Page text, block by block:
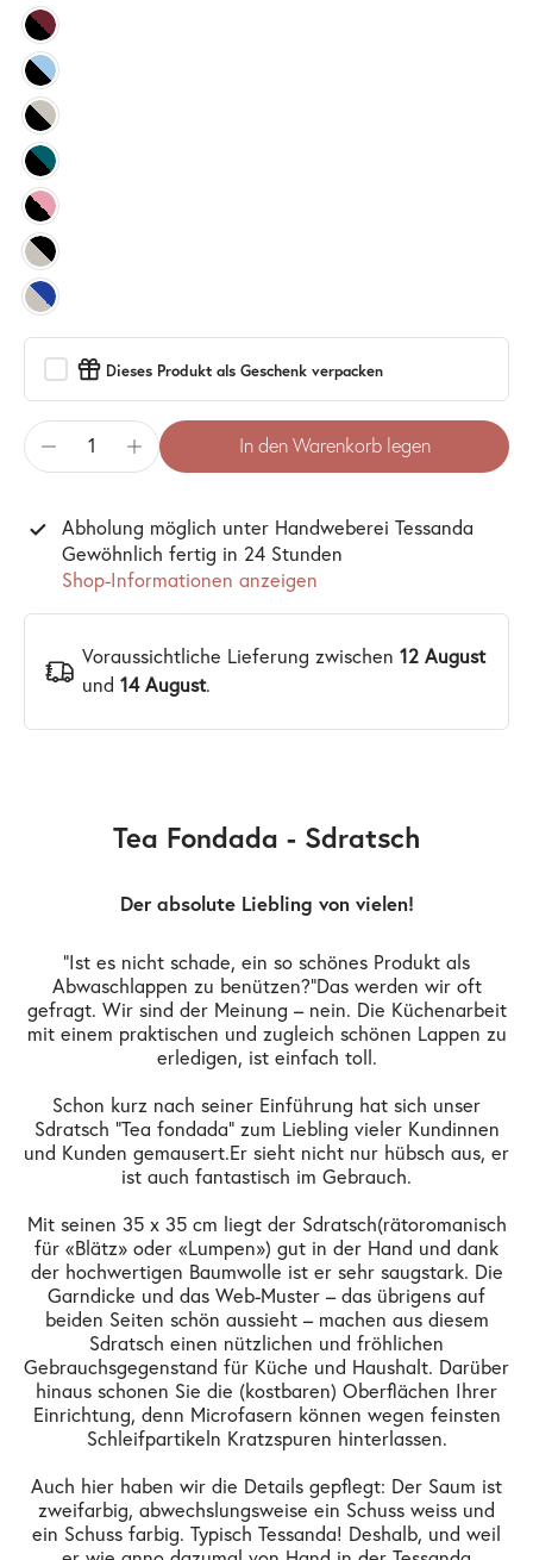
Dieses Produkt als Geschenk verpacken
In den Warenkorb legen
Abholung möglich unter Handweberei Tessanda
Gewöhnlich fertig in 24 Stunden
Shop-Informationen anzeigen
Voraussichtliche Lieferung zwischen 12 August
und 14 August.
Tea Fondada - Sdratsch
Der absolute Liebling von vielen!
"Ist es nicht schade, ein so schönes Produkt als
Abwaschlappen zu benützen?" Das werden wir oft
gefragt. Wir sind der Meinung – nein. Die Küchenarbeit
mit einem praktischen und zugleich schönen Lappen zu
erledigen, ist einfach toll.
Schon kurz nach seiner Einführung hat sich unser
Sdratsch "Tea fondada" zum Liebling vieler Kundinnen
und Kunden gemausert. Er sieht nicht nur hübsch aus, er
ist auch fantastisch im Gebrauch.
Mit seinen 35 x 35 cm liegt der Sdratsch (rätoromanisch
für «Blätz» oder «Lumpen») gut in der Hand und dank
der hochwertigen Baumwolle ist er sehr saugstark. Die
Garndicke und das Web-Muster – das übrigens auf
beiden Seiten schön aussieht – machen aus diesem
Sdratsch einen nützlichen und fröhlichen
Gebrauchsgegenstand für Küche und Haushalt. Darüber
hinaus schonen Sie die (kostbaren) Oberflächen Ihrer
Einrichtung, denn Microfasern können wegen feinsten
Schleifpartikeln Kratzspuren hinterlassen.
Auch hier haben wir die Details gepflegt: Der Saum ist
zweifarbig, abwechslungsweise ein Schuss weiss und
ein Schuss farbig. Typisch Tessanda! Deshalb, und weil